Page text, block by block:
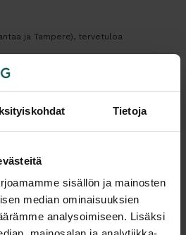
Tietoja
sisällön ja mainosten
median ominaisuuksien
analysoimiseen. Lisäksi
ja Tampere), tervetuloa